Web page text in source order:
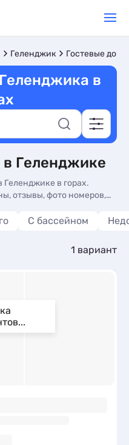
Геленджик Гостевые дома
в
в Геленджике
Геленджике в горах.
отзывы, фото номеров,
С бассейном
1 вариант